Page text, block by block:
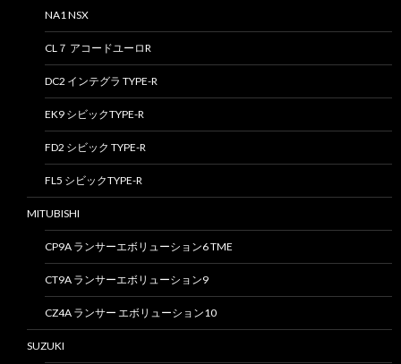
NA1 NSX
CL７ アコードユーロR
DC2 インテグラ TYPE-R
EK9 シビックTYPE-R
FD2 シビック TYPE-R
FL5 シビックTYPE-R
MITUBISHI
CP9A ランサーエボリューション6 TME
CT9A ランサーエボリューション9
CZ4A ランサー エボリューション10
SUZUKI